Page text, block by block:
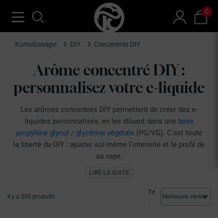
0
Kumulusvape DIY Concentrés DIY
Arôme concentré DIY :
personnalisez votre e-liquide
Les arômes concentrés DIY permettent de créer des e-
liquides personnalisés, en les diluant dans une base
propylène glycol / glycérine végétale(PG/VG). C'est toute
la liberté du DIY : ajuster soi-même l'intensité et le profil de
sa vape.
Vape en passant par Le French Liquide, couvrant
l'ensemble des familles aromatiques.
LIRE LA SUITE
Il y a 595 produits
Tri
: